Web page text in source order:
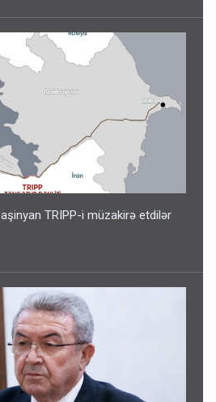
TRIPP-i müzakirə etdilər